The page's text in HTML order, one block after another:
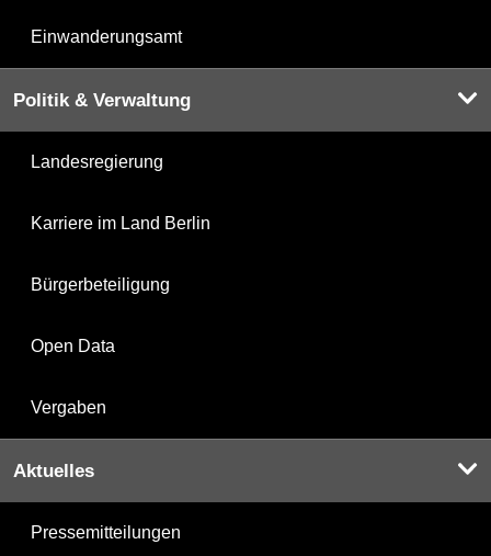
Einwanderungsamt
Politik & Verwaltung
Landesregierung
Karriere im Land Berlin
Bürgerbeteiligung
Open Data
Vergaben
Aktuelles
Pressemitteilungen